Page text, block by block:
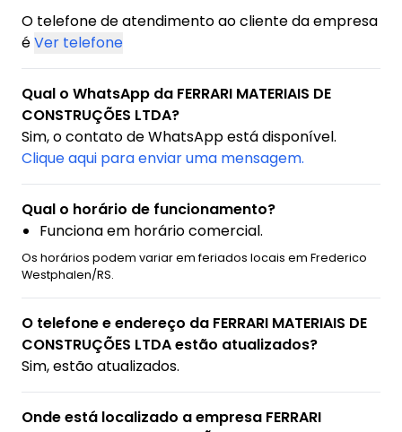
O telefone de atendimento ao cliente da empresa
éVer telefone
Qual o WhatsApp da FERRARI MATERIAIS DE
CONSTRUÇÕES LTDA?
Sim, o contato de WhatsApp está disponível.
Clique aqui para enviar uma mensagem.
Qual o horário de funcionamento?
Funciona em horário comercial.
Os horários podem variar em feriados locais em Frederico
Westphalen/RS.
O telefone e endereço da FERRARI MATERIAIS DE
CONSTRUÇÕES LTDA estão atualizados?
Sim, estão atualizados.
Onde está localizado a empresa FERRARI